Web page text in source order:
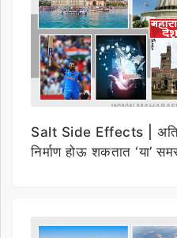
Salt Side Effects |
निर्माण होऊ शकतात ‘या’